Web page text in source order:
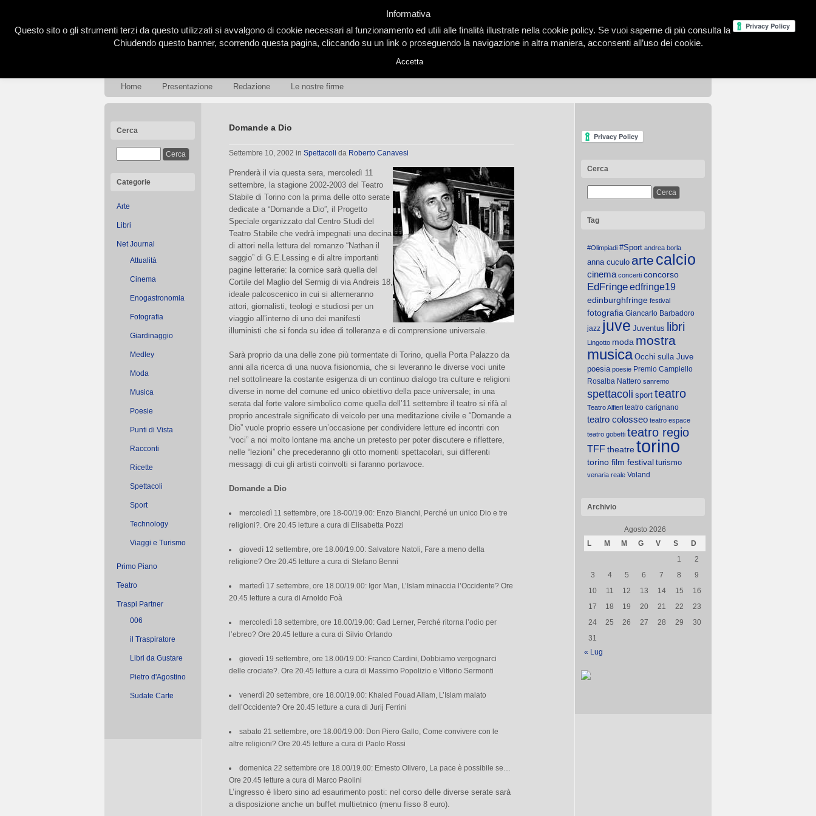
Home Presentazione Redazione Le nostre firme
Cerca
Categorie
Arte
Libri
Net Journal
Attualità
Cinema
Enogastronomia
Fotografia
Giardinaggio
Medley
Moda
Musica
Poesie
Punti di Vista
Racconti
Ricette
Spettacoli
Sport
Technology
Viaggi e Turismo
Primo Piano
Teatro
Traspi Partner
006
il Traspiratore
Libri da Gustare
Pietro d'Agostino
Sudate Carte
Domande a Dio
Settembre 10, 2002 in Spettacoli da Roberto Canavesi
Prenderà il via questa sera, mercoledì 11
settembre, la stagione 2002-2003 del Teatro
Stabile di Torino con la prima delle otto serate
dedicate a “Domande a Dio”, il Progetto
Speciale organizzato dal Centro Studi del
Teatro Stabile che vedrà impegnati una decina
di attori nella lettura del romanzo “Nathan il
saggio” di G.E.Lessing e di altre importanti
pagine letterarie: la cornice sarà quella del
Cortile del Maglio del Sermig di via Andreis 18,
ideale palcoscenico in cui si alterneranno
attori, giornalisti, teologi e studiosi per un
viaggio all’interno di uno dei manifesti
illuministi che si fonda su idee di tolleranza e di comprensione universale.
Sarà proprio da una delle zone più tormentate di Torino, quella Porta Palazzo da
anni alla ricerca di una nuova fisionomia, che si leveranno le diverse voci unite
nel sottolineare la costante esigenza di un continuo dialogo tra culture e religioni
diverse in nome del comune ed unico obiettivo della pace universale; in una
serata dal forte valore simbolico come quella dell’11 settembre il teatro si rifà al
proprio ancestrale significato di veicolo per una meditazione civile e “Domande a
Dio” vuole proprio essere un’occasione per condividere letture ed incontri con
“voci” a noi molto lontane ma anche un pretesto per poter discutere e riflettere,
nelle “lezioni” che precederanno gli otto momenti spettacolari, sui differenti
messaggi di cui gli artisti coinvolti si faranno portavoce.
Domande a Dio
mercoledì 11 settembre, ore 18-00/19.00: Enzo Bianchi, Perché un unico Dio e tre
religioni?. Ore 20.45 letture a cura di Elisabetta Pozzi
giovedì 12 settembre, ore 18.00/19.00: Salvatore Natoli, Fare a meno della
religione? Ore 20.45 letture a cura di Stefano Benni
martedì 17 settembre, ore 18.00/19.00: Igor Man, L’Islam minaccia l’Occidente? Ore
20.45 letture a cura di Arnoldo Foà
mercoledì 18 settembre, ore 18.00/19.00: Gad Lerner, Perché ritorna l’odio per
l’ebreo? Ore 20.45 letture a cura di Silvio Orlando
giovedì 19 settembre, ore 18.00/19.00: Franco Cardini, Dobbiamo vergognarci
delle crociate?. Ore 20.45 letture a cura di Massimo Popolizio e Vittorio Sermonti
venerdì 20 settembre, ore 18.00/19.00: Khaled Fouad Allam, L’Islam malato
dell’Occidente? Ore 20.45 letture a cura di Jurij Ferrini
sabato 21 settembre, ore 18.00/19.00: Don Piero Gallo, Come convivere con le
altre religioni? Ore 20.45 letture a cura di Paolo Rossi
domenica 22 settembre ore 18.00/19.00: Ernesto Olivero, La pace è possibile se…
Ore 20.45 letture a cura di Marco Paolini
L’ingresso è libero sino ad esaurimento posti: nel corso delle diverse serate sarà
a disposizione anche un buffet multietnico (menu fisso 8 euro).
Cerca
Tag
#Olimpiadi #Sport andrea borla
anna cuculo arte calcio
cinema concerti concorso
EdFringeedfringe19
edinburghfringe festival
fotografia Giancarlo Barbadoro
jazz juve Juventus libri
Lingotto moda mostra
musica Occhi sulla Juve
poesia poesie Premio Campiello
Rosalba Nattero sanremo
spettacoli sport teatro
Teatro Alfieri teatro carignano
teatro colosseo teatro espace
teatro gobetti teatro regio
TFFtheatretorino
torino film festival turismo
venaria reale Voland
Archivio
Agosto 2026
L
M M G V S
D
1
2
3
4 5 6 7 8
9
10
11 12 13 14 15
16
17
18 19 20 21 22
23
24
25 26 27 28 29
30
31
« Lug
Informativa
Questo sito o gli strumenti terzi da questo utilizzati si avvalgono di cookie necessari al funzionamento ed utili alle finalità illustrate nella cookie policy. Se vuoi saperne di più consulta la
Chiudendo questo banner, scorrendo questa pagina, cliccando su un link o proseguendo la navigazione in altra maniera, acconsenti all’uso dei cookie.
Accetta